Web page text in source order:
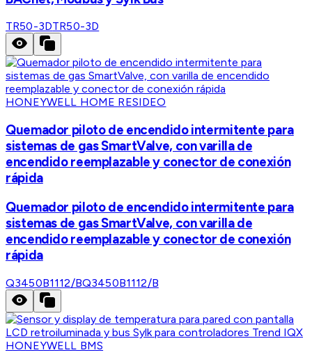
TR50-3DTR50-3D
HONEYWELL HOME RESIDEO
Quemador piloto de encendido intermitente para
sistemas de gas SmartValve, con varilla de
encendido reemplazable y conector de conexión
rápida
Quemador piloto de encendido intermitente para
sistemas de gas SmartValve, con varilla de
encendido reemplazable y conector de conexión
rápida
Q3450B1112/BQ3450B1112/B
HONEYWELL BMS